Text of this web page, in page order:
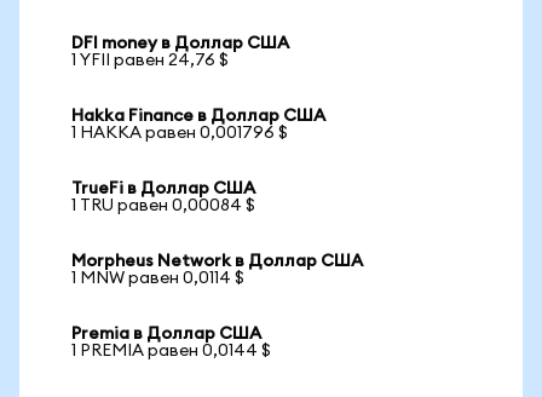
DFI money в Доллар США
1 YFII равен 24,76 $
Hakka Finance в Доллар США
1 HAKKA равен 0,001796 $
TrueFi в Доллар США
1 TRU равен 0,00084 $
Morpheus Network в Доллар США
1 MNW равен 0,0114 $
Premia в Доллар США
1 PREMIA равен 0,0144 $